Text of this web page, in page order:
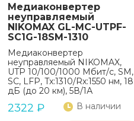
Медиаконвертер
неуправляемый
NIKOMAX GL-MC-UTPF-
SC1G-18SM-1310
Медиаконвертер
неуправляемый NIKOMAX,
UTP 10/100/1000 Мбит/с, SM,
SC, LFP, Tx:1310/Rx:1550 нм, 18
дБ (до 20 км), 5В/1А
2322 ₽ В наличии